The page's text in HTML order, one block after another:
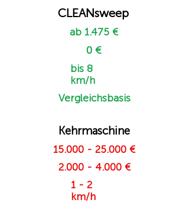
CLEANsweep
ab 1.475 €
0 €
bis 8
km/h
Vergleichsbasis
Kehrmaschine
15.000 - 25.000 €
2.000 - 4.000 €
1 - 2
km/h